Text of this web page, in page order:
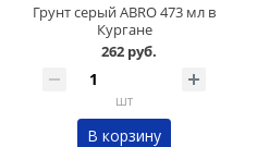
Грунт серый ABRO 473 мл в
Кургане
262 руб.
шт
В корзину